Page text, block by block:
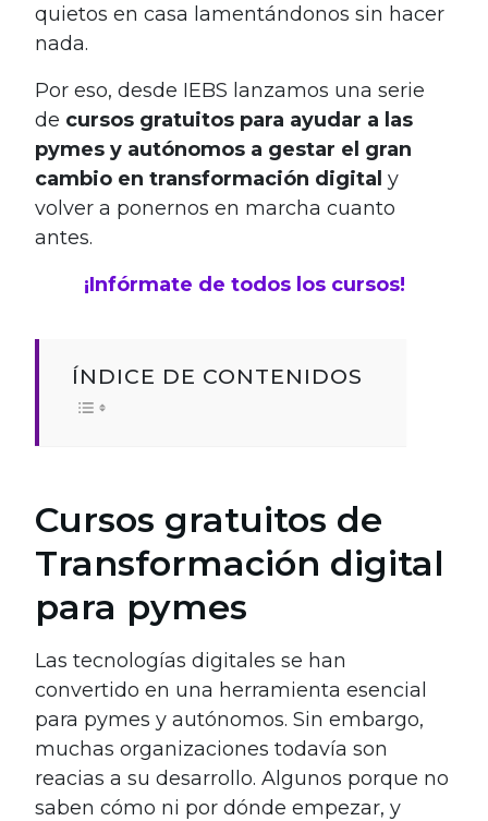
quietos en casa lamentándonos sin hacer
nada.
Por eso, desde IEBS lanzamos una serie
de cursos gratuitos para ayudar a las
pymes y autónomos a gestar el gran
cambio en transformación digital y
volver a ponernos en marcha cuanto
antes.
¡Infórmate de todos los cursos!
ÍNDICE DE CONTENIDOS
Cursos gratuitos de
Transformación digital
para pymes
Las tecnologías digitales se han
convertido en una herramienta esencial
para pymes y autónomos. Sin embargo,
muchas organizaciones todavía son
reacias a su desarrollo. Algunos porque no
saben cómo ni por dónde empezar, y